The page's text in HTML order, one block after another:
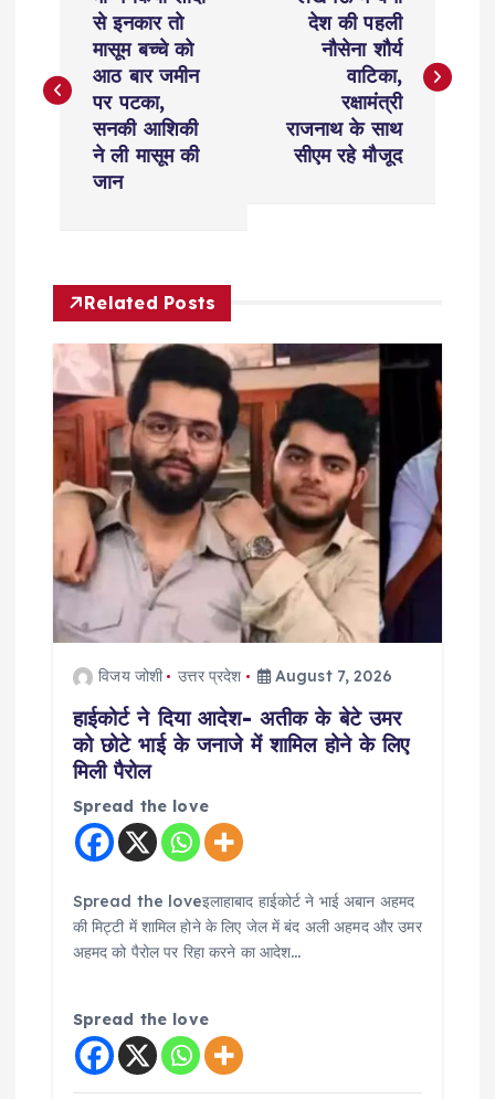
s
v
g
a
o
से इनकार तो
मासूम बच्चे को
आठ बार जमीन
पर पटका,
सनकी आशिकी
ने ली मासूम की
जान
देश की पहली
नौसेना शौर्य
वाटिका,
रक्षामंत्री
राजनाथ के साथ
सीएम रहे मौजूद
Related Posts
विजय जोशी उत्तर प्रदेश August 7, 2026
हाईकोर्ट ने दिया आदेश- अतीक के बेटे उमर
को छोटे भाई के जनाजे में शामिल होने के लिए
मिली पैरोल
Spread the love
Spread the loveइलाहाबाद हाईकोर्ट ने भाई अबान अहमद
की मिट्टी में शामिल होने के लिए जेल में बंद अली अहमद और उमर
अहमद को पैरोल पर रिहा करने का आदेश…
Spread the love